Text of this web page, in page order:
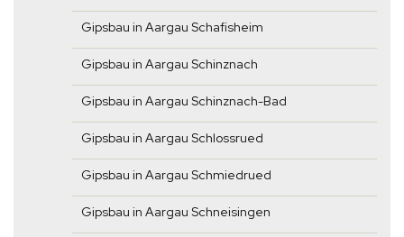
Gipsbau in Aargau Schafisheim
Gipsbau in Aargau Schinznach
Gipsbau in Aargau Schinznach-Bad
Gipsbau in Aargau Schlossrued
Gipsbau in Aargau Schmiedrued
Gipsbau in Aargau Schneisingen